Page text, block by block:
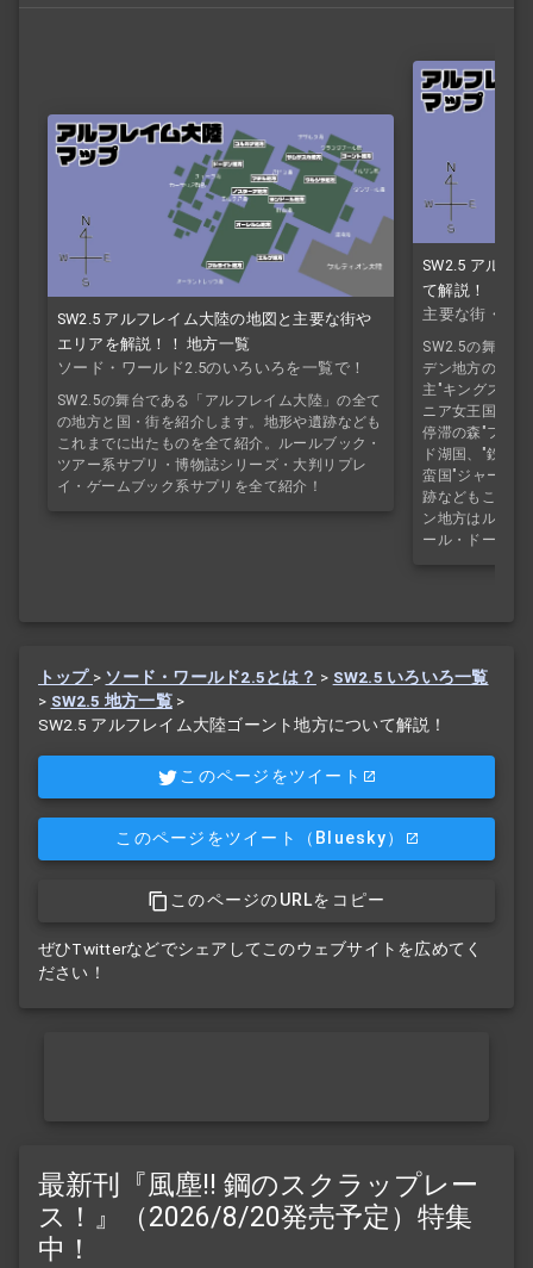
SW2.5 アルフレイム大陸の地図と主要な街や
エリアを解説！！ 地方一覧
ソード・ワールド2.5のいろいろを一覧で！
SW2.5の舞台である「アルフレイム大陸」の全て
の地方と国・街を紹介します。地形や遺跡なども
これまでに出たものを全て紹介。ルールブック・
ツアー系サプリ・博物誌シリーズ・大判リプレ
イ・ゲームブック系サプリを全て紹介！
SW2.5 アルフ
て解説！
主要な街・エ
SW2.5の舞台で
デン地方の国・
主"キングスレ
ニア女王国、"
停滞の森"フレ
ド湖国、"鉄の
蛮国"ジャーメ
跡などもこれま
ン地方はルール
ール・ドーデン
トップ > ソード・ワールド2.5とは？ > SW2.5 いろいろ一覧
> SW2.5 地方一覧>
SW2.5 アルフレイム大陸ゴーント地方について解説！
このページをツイート
このページをツイート （Bluesky）
このページのURLをコピー
ぜひTwitterなどでシェアしてこのウェブサイトを広めてく
ださい！
最新刊『風塵!! 鋼のスクラップレー
ス！』（2026/8/20発売予定）特集
中！